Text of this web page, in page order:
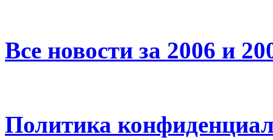
Все новости за 2006 и
Политика